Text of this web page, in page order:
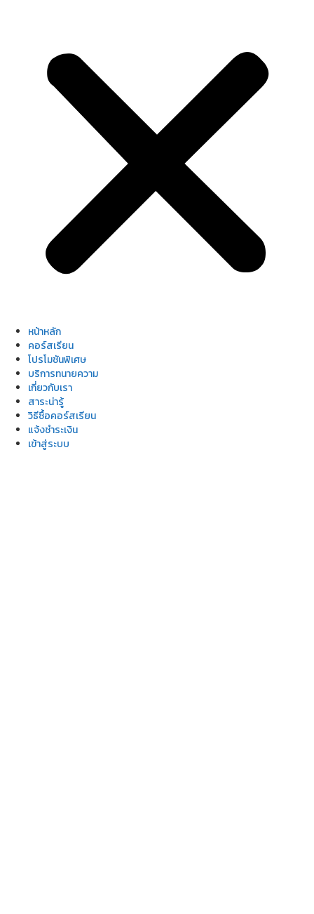
หน้าหลัก
คอร์สเรียน
โปรโมชันพิเศษ
บริการทนายความ
เกี่ยวกับเรา
สาระน่ารู้
วิธีซื้อคอร์สเรียน
แจ้งชำระเงิน
เข้าสู่ระบบ